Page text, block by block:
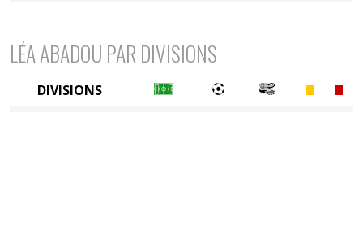
LÉA ABADOU PAR DIVISIONS
DIVISIONS